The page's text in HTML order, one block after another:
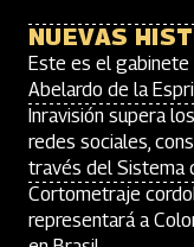
NUEVAS
Este es el gabinete
Abelardo de la
Inravisión supera
redes sociales,
través del Sistema
Cortometraje
representará a